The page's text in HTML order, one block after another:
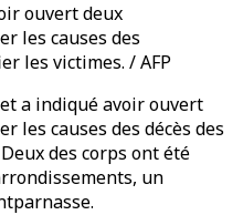
ouvert deux
les causes des
les victimes. / AFP
a indiqué avoir ouvert
les causes des décès des
des corps ont été
un